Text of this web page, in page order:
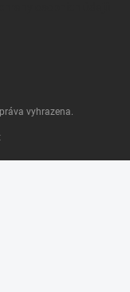
vyhrazena.